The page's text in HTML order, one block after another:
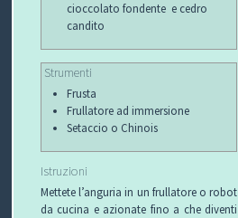
cioccolato fondente e cedro
candito
Strumenti
Frusta
Frullatore ad immersione
Setaccio o Chinois
Istruzioni
Mettete l’anguria in un frullatore o robot
da cucina e azionate fino a che diventi